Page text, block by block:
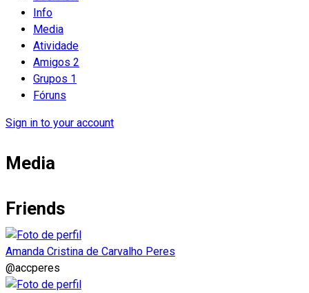
Info
Media
Atividade
Amigos 2
Grupos 1
Fóruns
Sign in to your account
Media
Friends
Amanda Cristina de Carvalho Peres
@accperes